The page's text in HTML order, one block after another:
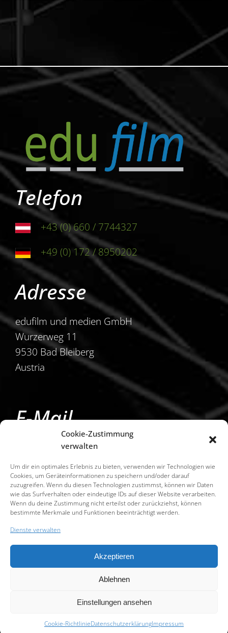
Cookie-Zustimmung
verwalten
Um dir ein optimales Erlebnis zu bieten, verwenden wir Technologien wie
Cookies, um Geräteinformationen zu speichern und/oder darauf
zuzugreifen. Wenn du diesen Technologien zustimmst, können wir Daten
wie das Surfverhalten oder eindeutige IDs auf dieser Website verarbeiten.
Wenn du deine Zustimmung nicht erteilst oder zurückziehst, können
bestimmte Merkmale und Funktionen beeinträchtigt werden.
Dienste verwalten
Akzeptieren
Ablehnen
Einstellungen ansehen
Cookie-RichtlinieDatenschutzerklärungImpressum
Telefon
+43 (0) 660 / 7744327
+49 (0) 172 / 8950202
Adresse
edufilm und medien GmbH
Wurzerweg 11
9530 Bad Bleiberg
Austria
E-Mail
e.dobat@edufilm.at
s.walkshofer@edufilm.at
Links
www.amazon.de/v/edufilm
www.dieschausteller.at
www.amazon.de/Sandra-Walkshofer
| Design:www.ARGEntur.at